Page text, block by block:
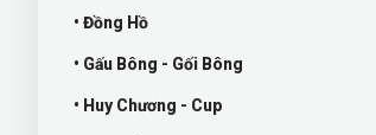
• Đồng Hồ
• Gấu Bông - Gối Bông
• Huy Chương - Cup